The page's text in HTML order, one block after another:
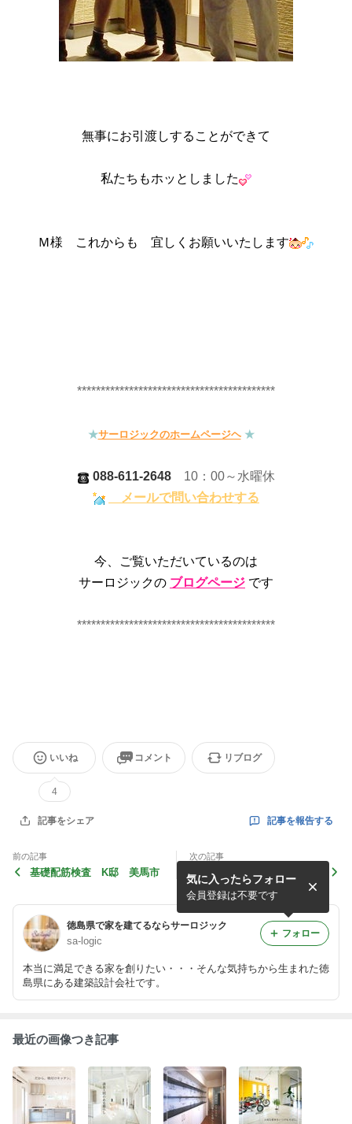
無事にお引渡しすることができて
私たちもホッとしました
Ｍ様 これからも 宜しくお願いいたします
******************************************
★サーロジックのホームページヘ ★
088-611-2648 10：00～ 水曜休
メールで問い合わせする
今、ご覧いただいているのは
サーロジックの ブログページ です
******************************************
いいね
4
コメント リブログ
記事をシェア 記事を報告する
前の記事
基礎配筋検査 K邸 美馬市
次の記事
構造体 O邸 鴨島町
徳島県で家を建てるならサーロジック
sa-logic
本当に満足できる家を創りたい・・・そんな気持ちから生まれた徳
島県にある建築設計会社です。
気に入ったらフォロー
会員登録は不要です
フォロー
最近の画像つき記事